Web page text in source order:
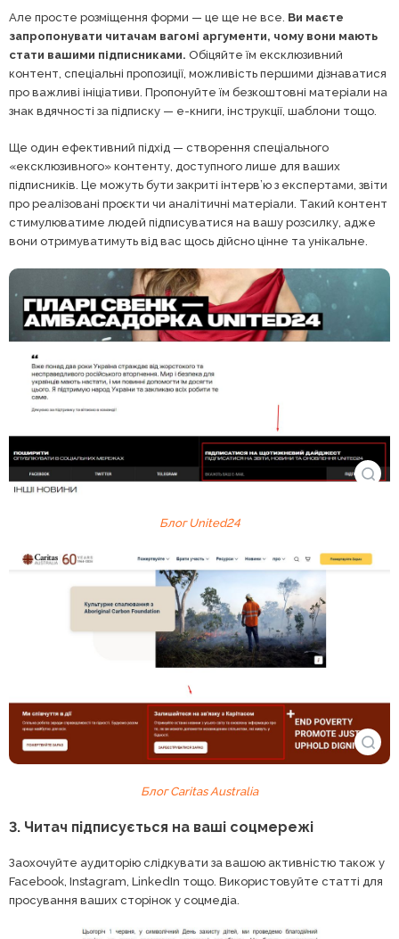
Але просте розміщення форми — це ще не все. Ви маєте
запропонувати читачам вагомі аргументи, чому вони мають
стати вашими підписниками. Обіцяйте їм ексклюзивний
контент, спеціальні пропозиції, можливість першими дізнаватися
про важливі ініціативи. Пропонуйте їм безкоштовні матеріали на
знак вдячності за підписку — e-книги, інструкції, шаблони тощо.
Ще один ефективний підхід — створення спеціального
«ексклюзивного» контенту, доступного лише для ваших
підписників. Це можуть бути закриті інтерв’ю з експертами, звіти
про реалізовані проєкти чи аналітичні матеріали. Такий контент
стимулюватиме людей підписуватися на вашу розсилку, адже
вони отримуватимуть від вас щось дійсно цінне та унікальне.
Блог United24
Блог Caritas Australia
3. Читач підписується на ваші соцмережі
Заохочуйте аудиторію слідкувати за вашою активністю також у
Facebook, Instagram, LinkedIn тощо. Використовуйте статті для
просування ваших сторінок у соцмедіа.